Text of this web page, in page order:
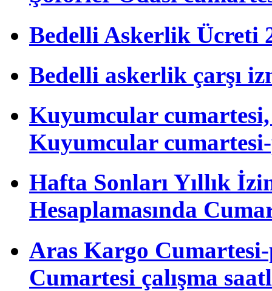
Bedelli Askerlik Ücreti
Bedelli askerlik çarşı
Kuyumcular cumartesi,
Kuyumcular
Hafta Sonları Yıllık
Hesaplamasında
Aras Kargo Cumartesi-
Cumartesi çalışma